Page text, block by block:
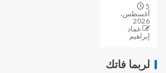
5
أغسطس،
2026
عماد
إبراهيم
لربما فاتك